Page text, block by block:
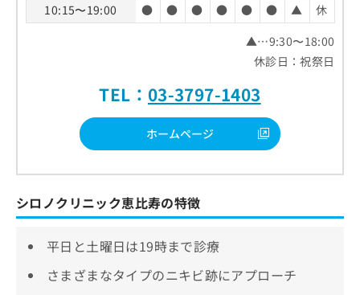
10:15〜19:00
● ● ● ● ● ● ▲
休
▲…9:30〜18:00
休診日：祝祭日
TEL： 03-3797-1403
ホームページ
シロノクリニック恵比寿の特徴
平日と土曜日は19時まで診療
さまざまなタイプのニキビ跡にアプローチ